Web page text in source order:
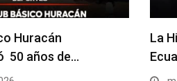
Huracán
50 años de…
La